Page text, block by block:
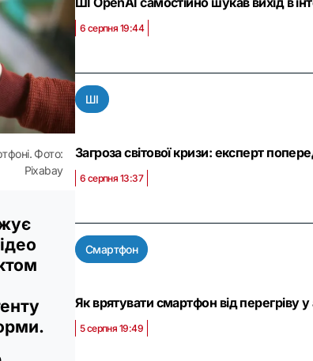
Фото:
Pixabay
6 серпня 19:44
ШІ
Загроза світової кризи: експерт
6 серпня 13:37
Смартфон
Як врятувати смартфон від перегріву
5 серпня 19:49